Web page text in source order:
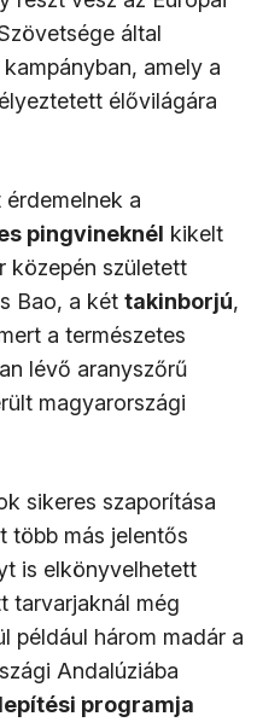
által
amely a
élővilágára
a
pingvineknél kikelt
közepén született
Bao, a két takinborjú,
a természetes
lévő aranyszőrű
magyarországi
sikeres szaporítása
több más jelentős
is elkönyvelhetett
tarvarjaknál még
például három madár a
Andalúziába
programja